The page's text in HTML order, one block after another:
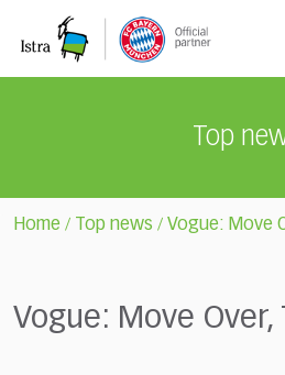
note:
Top
Home / Top news / Vogue: Move
Vogue: Move Over,